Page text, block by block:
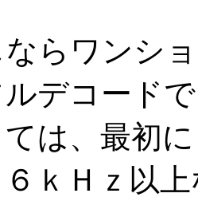
らワンシ
ルデコード
は、最初
ｋＨｚ以